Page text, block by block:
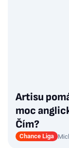
Artisu
moc
Čím?
Chance Liga